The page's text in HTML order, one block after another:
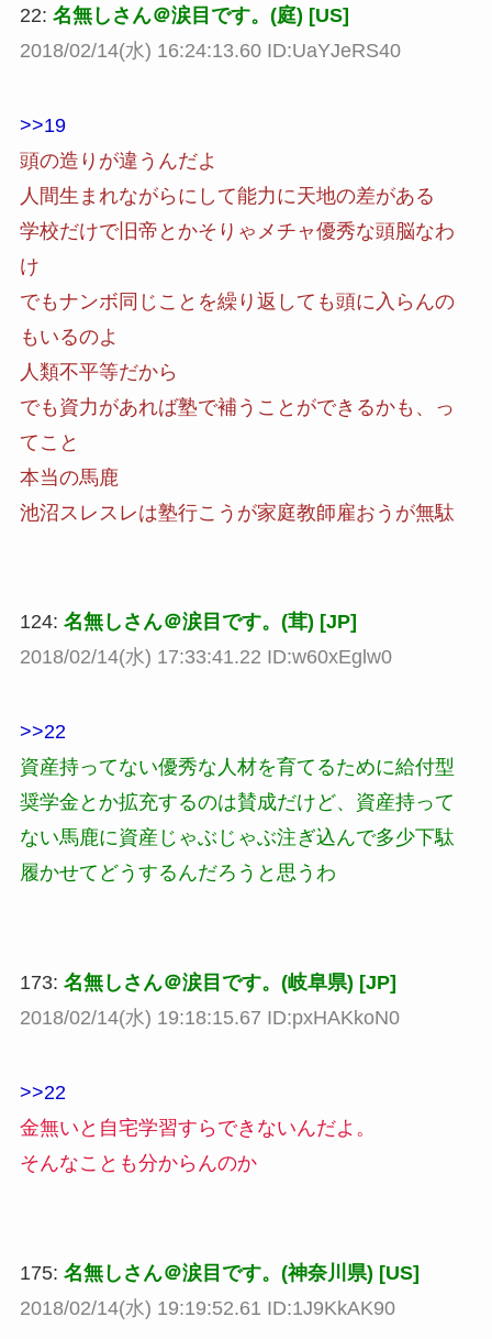
22: 名無しさん＠涙目です。(庭) [US]
2018/02/14(水) 16:24:13.60 ID:UaYJeRS40
>>19
頭の造りが違うんだよ
人間生まれながらにして能力に天地の差がある
学校だけで旧帝とかそりゃメチャ優秀な頭脳なわ
け
でもナンボ同じことを繰り返しても頭に入らんの
もいるのよ
人類不平等だから
でも資力があれば塾で補うことができるかも、っ
てこと
本当の馬鹿
池沼スレスレは塾行こうが家庭教師雇おうが無駄
124: 名無しさん＠涙目です。(茸) [JP]
2018/02/14(水) 17:33:41.22 ID:w60xEglw0
>>22
資産持ってない優秀な人材を育てるために給付型
奨学金とか拡充するのは賛成だけど、資産持って
ない馬鹿に資産じゃぶじゃぶ注ぎ込んで多少下駄
履かせてどうするんだろうと思うわ
173: 名無しさん＠涙目です。(岐阜県) [JP]
2018/02/14(水) 19:18:15.67 ID:pxHAKkoN0
>>22
金無いと自宅学習すらできないんだよ。
そんなことも分からんのか
175: 名無しさん＠涙目です。(神奈川県) [US]
2018/02/14(水) 19:19:52.61 ID:1J9KkAK90